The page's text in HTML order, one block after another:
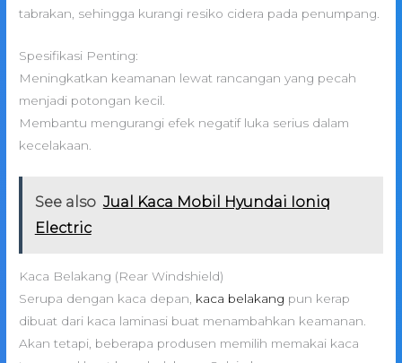
tabrakan, sehingga kurangi resiko cidera pada penumpang.
Spesifikasi Penting:
Meningkatkan keamanan lewat rancangan yang pecah
menjadi potongan kecil.
Membantu mengurangi efek negatif luka serius dalam
kecelakaan.
See also Jual Kaca Mobil Hyundai Ioniq
Electric
Kaca Belakang (Rear Windshield)
Serupa dengan kaca depan, kaca belakang pun kerap
dibuat dari kaca laminasi buat menambahkan keamanan.
Akan tetapi, beberapa produsen memilih memakai kaca